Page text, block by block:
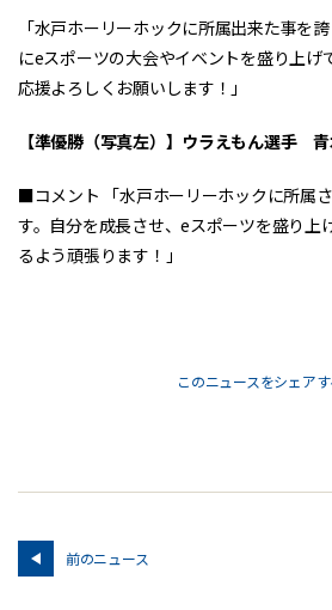
「水戸ホーリーホックに所属出来た事を
にeスポーツの大会やイベントを盛り上げ
応援よろしくお願いします！」
【準優勝（写真左）】ウラえもん選手
■コメント 「水戸ホーリーホックに所属
す。自分を成長させ、eスポーツを盛り上
るよう頑張ります！」
このニュースをシェアす
前のニュース